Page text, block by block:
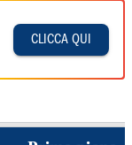
CLICCA QUI